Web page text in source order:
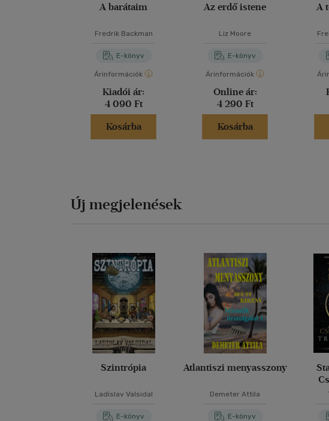
A barátaim
Fredrik Backman
E-könyv
Árinformációk
Kiadói ár:
4 090 Ft
Kosárba
Az erdő istene
Liz Moore
E-könyv
Árinformációk
Online ár:
4 290 Ft
Kosárba
A
Új megjelenések
Szintrópia
Ladislav Valsidal
E-könyv
Atlantiszi menyasszony
Demeter Attila
E-könyv